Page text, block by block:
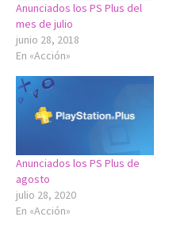
Anunciados los PS Plus del
mes de julio
junio 28, 2018
En «Acción»
Anunciados los PS Plus de
agosto
julio 28, 2020
En «Acción»